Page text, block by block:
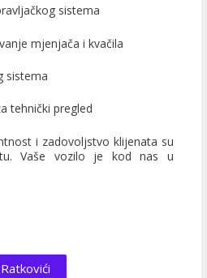
sistema
mjenjača i kvačila
sistema
tehnički pregled
i zadovoljstvo klijenata su
Vaše vozilo je kod nas u
Ratkovići